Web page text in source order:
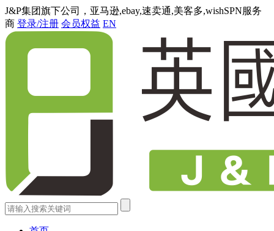
J&P集团旗下公司，亚马逊,ebay,速卖通,美客多,wishSPN服务
商 登录/注册 会员权益 EN